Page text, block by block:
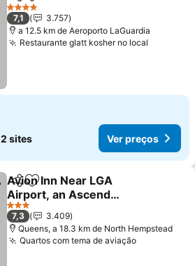
4 Estrelas
7,1
3.757
a 12.5 km de Aeroporto LaGuardia
Restaurante glatt kosher no local
2 sites Ver preços
PartilharAdicionar aos favoritos
Avion Inn Near LGA
Airport, an Ascend
Collection Hotel
3 Estrelas
7,3
3.409
Queens, a 18.3 km de North Hempstead
Quartos com tema de aviação